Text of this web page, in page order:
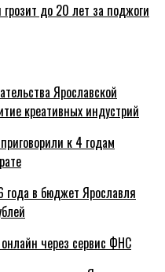
до 20 лет за поджоги
Ярославской
креативных индустрий
к 4 годам
года в бюджет Ярославля
через сервис ФНС